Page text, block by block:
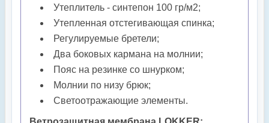
Утеплитель - синтепон 100 гр/м2;
Утепленная отстегивающая спинка;
Регулируемые бретели;
Два боковых кармана на молнии;
Пояс на резинке со шнурком;
Молнии по низу брюк;
Светоотражающие элементы.